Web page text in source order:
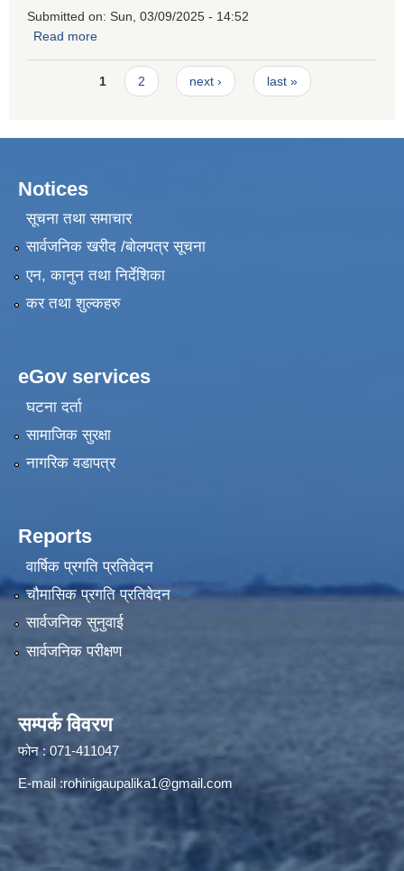
Submitted on: Sun, 03/09/2025 - 14:52
Read more
Pages1 2 next › last »
Notices
सूचना तथा समाचार
सार्वजनिक खरीद /बोलपत्र सूचना
एन, कानुन तथा निर्देशिका
कर तथा शुल्कहरु
eGov services
घटना दर्ता
सामाजिक सुरक्षा
नागरिक वडापत्र
Reports
वार्षिक प्रगति प्रतिवेदन
चौमासिक प्रगति प्रतिवेदन
सार्वजनिक सुनुवाई
सार्वजनिक परीक्षण
सम्पर्क विवरण
फोन : 071-411047
E-mail :rohinigaupalika1@gmail.com